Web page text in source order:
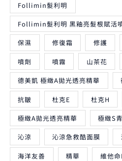
Follimin髮利明
Follimin髮利明 黑釉亮髮根賦活
保濕 修復霜 修護
噴劑 噴霧 山茶花
德美凱 極緻A拋光透亮精華
抗皺 杜克E 杜克H
極緻A拋光透亮精華 極緻S
沁涼 沁涼急救酷面膜
海洋友善 精華 維他